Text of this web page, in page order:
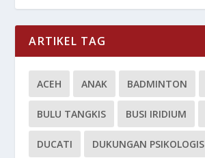
ARTIKEL TAG
ACEH ANAK BADMINTON
BULU TANGKIS BUSI IRIDIUM
DUCATI DUKUNGAN PSIKOLOGIS